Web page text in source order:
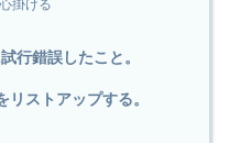
掛ける
行錯誤したこと。
ストアップする。